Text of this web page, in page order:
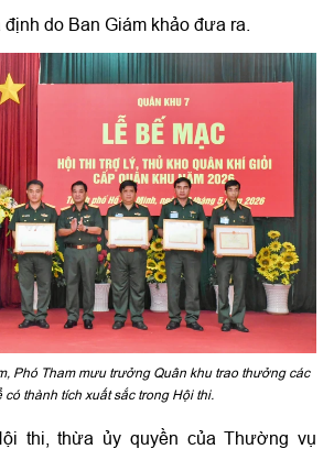
do Ban Giám khảo đưa ra.
Phó Tham mưu trưởng Quân khu trao thưởng các
có thành tích xuất sắc trong Hội thi.
thi, thừa ủy quyền của Thường vụ